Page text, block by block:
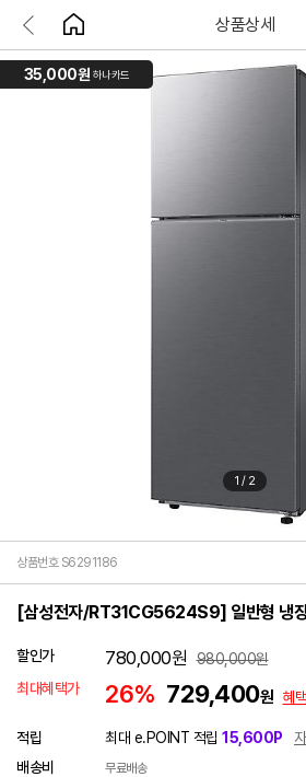
상품상세
35,000원 하나카드
1 / 2
상품번호 S6291186
[삼성전자/RT31CG5624S9] 일반형 냉
할인가 780,000원 980,000원
최대혜택가
26% 729,400원 혜
적립 최대 e.POINT 적립 15,600P
배송비
무료배송